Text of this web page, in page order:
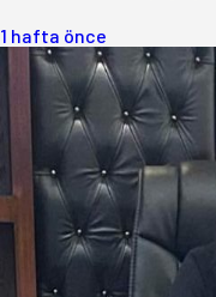
1 hafta önce